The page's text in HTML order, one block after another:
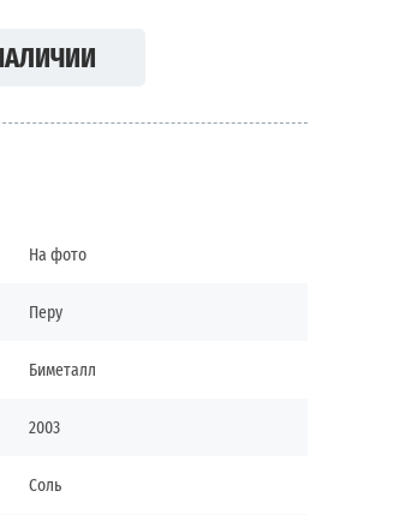
На фото
Перу
Биметалл
2003
Соль